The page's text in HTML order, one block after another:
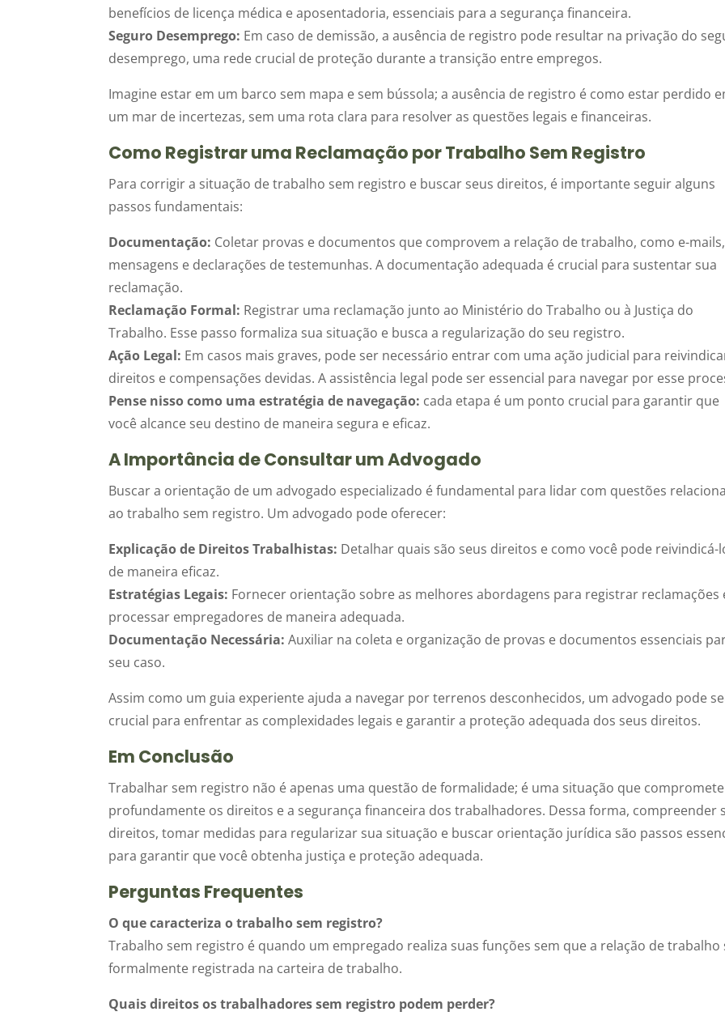
benefícios de licença médica e aposentadoria, essenciais para a segurança financeira.
Seguro Desemprego: Em caso de demissão, a ausência de registro pode resultar na privação do
desemprego, uma rede crucial de proteção durante a transição entre empregos.
Imagine estar em um barco sem mapa e sem bússola; a ausência de registro é como estar perdido
um mar de incertezas, sem uma rota clara para resolver as questões legais e financeiras.
Como Registrar uma Reclamação por Trabalho Sem Registro
Para corrigir a situação de trabalho sem registro e buscar seus direitos, é importante seguir alguns
passos fundamentais:
Documentação: Coletar provas e documentos que comprovem a relação de trabalho, como e-mails,
mensagens e declarações de testemunhas. A documentação adequada é crucial para sustentar sua
reclamação.
Reclamação Formal: Registrar uma reclamação junto ao Ministério do Trabalho ou à Justiça do
Trabalho. Esse passo formaliza sua situação e busca a regularização do seu registro.
Ação Legal: Em casos mais graves, pode ser necessário entrar com uma ação judicial para
direitos e compensações devidas. A assistência legal pode ser essencial para navegar por esse
Pense nisso como uma estratégia de navegação: cada etapa é um ponto crucial para garantir que
você alcance seu destino de maneira segura e eficaz.
A Importância de Consultar um Advogado
Buscar a orientação de um advogado especializado é fundamental para lidar com questões
ao trabalho sem registro. Um advogado pode oferecer:
Explicação de Direitos Trabalhistas: Detalhar quais são seus direitos e como você pode reivindicá-
de maneira eficaz.
Estratégias Legais: Fornecer orientação sobre as melhores abordagens para registrar reclamações
processar empregadores de maneira adequada.
Documentação Necessária: Auxiliar na coleta e organização de provas e documentos essenciais
seu caso.
Assim como um guia experiente ajuda a navegar por terrenos desconhecidos, um advogado pode
crucial para enfrentar as complexidades legais e garantir a proteção adequada dos seus direitos.
Em Conclusão
Trabalhar sem registro não é apenas uma questão de formalidade; é uma situação que compromete
profundamente os direitos e a segurança financeira dos trabalhadores. Dessa forma, compreender
direitos, tomar medidas para regularizar sua situação e buscar orientação jurídica são passos
para garantir que você obtenha justiça e proteção adequada.
Perguntas Frequentes
O que caracteriza o trabalho sem registro?
Trabalho sem registro é quando um empregado realiza suas funções sem que a relação de trabalho
formalmente registrada na carteira de trabalho.
Quais direitos os trabalhadores sem registro podem perder?